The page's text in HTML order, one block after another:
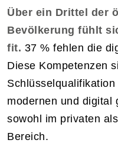
Über ein Drittel der
Bevölkerung fühlt
fit. 37 % fehlen die
Diese Kompetenzen
modernen und digital
sowohl im privaten
Bereich.